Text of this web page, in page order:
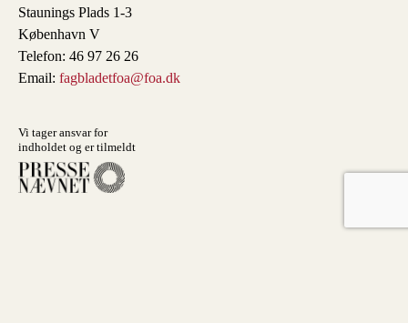
Staunings Plads 1-3
København V
Telefon: 46 97 26 26
Email: fagbladetfoa@foa.dk
Vi tager ansvar for
indholdet og er tilmeldt